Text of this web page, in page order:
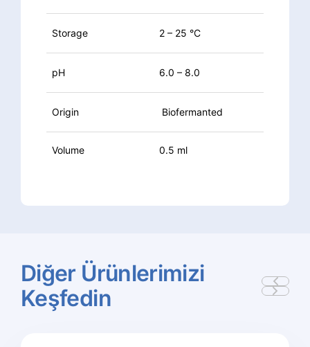
Storage 2 – 25 °C
pH 6.0 – 8.0
Origin Biofermanted
Volume 0.5 ml
Diğer Ürünlerimizi
Keşfedin